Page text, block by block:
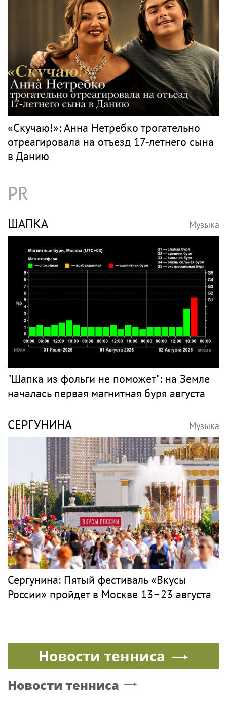
«Скучаю!»: Анна Нетребко трогательно
отреагировала на отъезд 17-летнего сына
в Данию
PR
ШАПКА Музыка
"Шапка из фольги не поможет": на Земле
началась первая магнитная буря августа
СЕРГУНИНА Музыка
Сергунина: Пятый фестиваль «Вкусы
России» пройдет в Москве 13–23 августа
Новости тенниса
Новости тенниса